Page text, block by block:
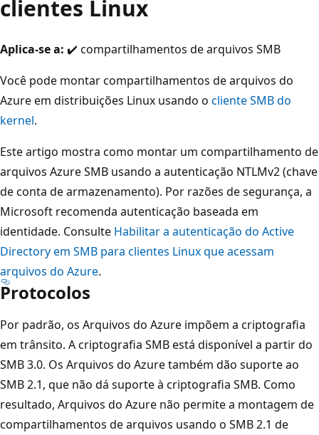
clientes Linux
Aplica-se a: ✔️ compartilhamentos de arquivos SMB
Você pode montar compartilhamentos de arquivos do
Azure em distribuições Linux usando o cliente SMB do
kernel.
Este artigo mostra como montar um compartilhamento de
arquivos Azure SMB usando a autenticação NTLMv2 (chave
de conta de armazenamento). Por razões de segurança, a
Microsoft recomenda autenticação baseada em
identidade. Consulte Habilitar a autenticação do Active
Directory em SMB para clientes Linux que acessam
arquivos do Azure.
Protocolos
Por padrão, os Arquivos do Azure impõem a criptografia
em trânsito. A criptografia SMB está disponível a partir do
SMB 3.0. Os Arquivos do Azure também dão suporte ao
SMB 2.1, que não dá suporte à criptografia SMB. Como
resultado, Arquivos do Azure não permite a montagem de
compartilhamentos de arquivos usando o SMB 2.1 de